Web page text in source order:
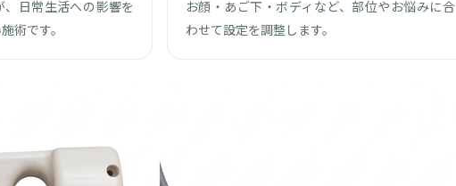
日常生活への影響を
術です。
お顔・あご下・ボディなど、部位やお悩みに合
わせて設定を調整します。